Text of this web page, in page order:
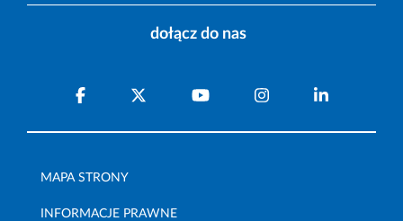
dołącz do nas
MAPA STRONY
INFORMACJE PRAWNE